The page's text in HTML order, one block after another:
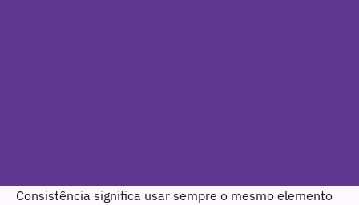
Organize o texto em uma coluna
Consistência significa usar sempre o mesmo elemento